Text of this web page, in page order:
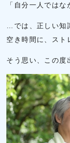
「自分一人ではな
…では、正しい知
空き時間に、スト
そう思い、この度